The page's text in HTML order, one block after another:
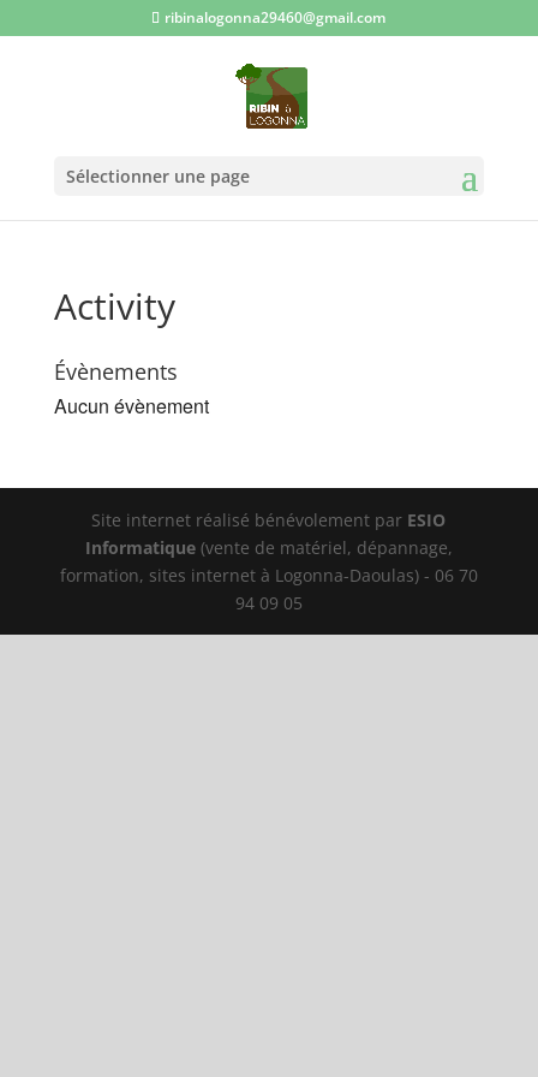
ribinalogonna29460@gmail.com
Sélectionner une page
Activity
Évènements
Aucun évènement
Site internet réalisé bénévolement par ESIO
Informatique(vente de matériel, dépannage,
formation, sites internet à Logonna-Daoulas) - 06 70
94 09 05